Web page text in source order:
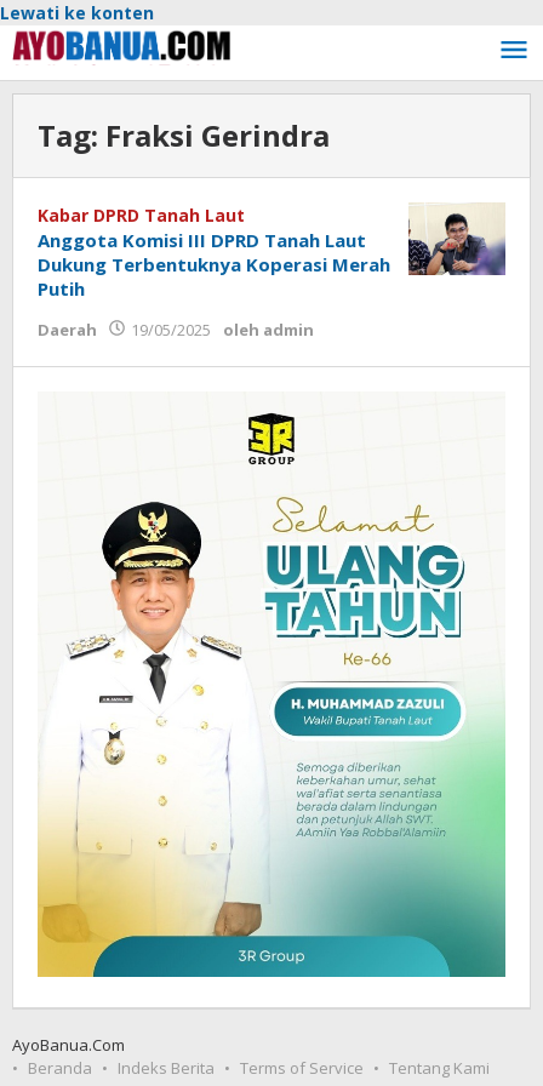
Lewati ke konten
Tag: Fraksi Gerindra
Kabar DPRD Tanah Laut
Anggota Komisi III DPRD Tanah Laut
Dukung Terbentuknya Koperasi Merah
Putih
Daerah 19/05/2025 oleh admin
AyoBanua.Com
Beranda
Indeks Berita Terms of Service Tentang Kami